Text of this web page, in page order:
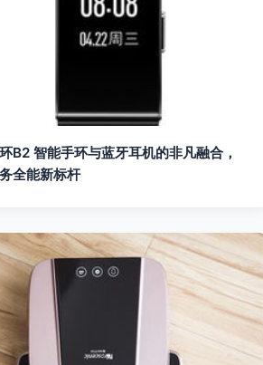
B2 智能手环与蓝牙耳机的非凡融合，
全能新标杆